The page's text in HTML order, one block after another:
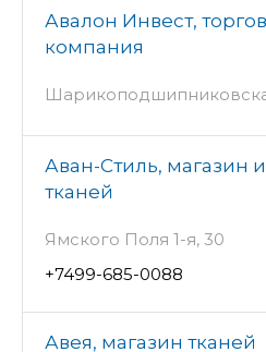
Авалон Инвест,
компания
Аван-Стиль, магазин
тканей
Ямского Поля 1-я, 30
+7499-685-0088
Авея, магазин тканей